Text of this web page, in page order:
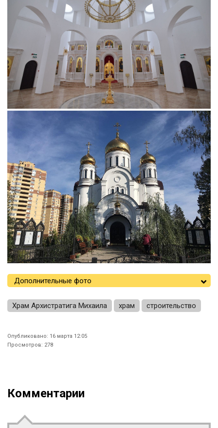
Дополнительные фото
Храм Архистратига Михаила храм строительство
Опубликовано: 16 марта 12:05
Просмотров: 278
Комментарии